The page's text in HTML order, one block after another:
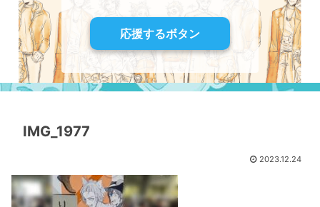
応援するボタン
IMG_1977
2023.12.24